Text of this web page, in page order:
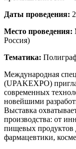
Даты проведения:
Место проведения:
Россия)
Тематика:
Международная
(UPAKEXPO)
современных
новейшими
Выставка
производства: от
пищевых продуктов
фармацевтики,